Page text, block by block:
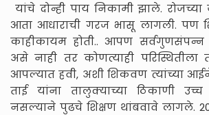
यांचे दोन्ही पाय निकामी झाले. रोजच्या
आता आधाराची गरज भासू लागली. पण
काहीकायम होती.. आपण सर्वगुणसंपन्न
असे नाही तर कोणत्याही परिस्थितीला
आपल्यात हवी, अशी शिकवण त्यांच्या आईने
ताई यांना तालुक्याच्या ठिकाणी उच्च
नसल्याने पुढचे शिक्षण थांबवावे लागले.